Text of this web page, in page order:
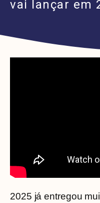
vai lançar em
2025 já entregou